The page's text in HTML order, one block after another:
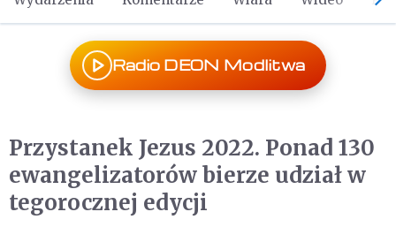
Radio DEON Modlitwa
Przystanek Jezus 2022. Ponad 130
ewangelizatorów bierze udział w
tegorocznej edycji